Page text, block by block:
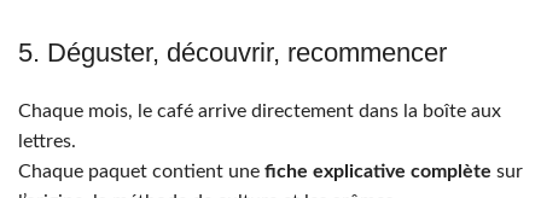
5. Déguster, découvrir, recommencer
Chaque mois, le café arrive directement dans la boîte aux
lettres.
Chaque paquet contient une fiche explicative complète sur